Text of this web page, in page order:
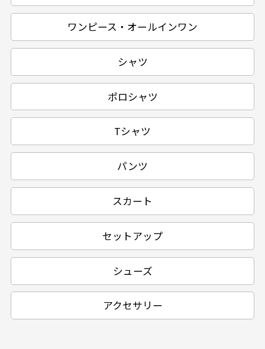
ワンピース・オールインワン
シャツ
ポロシャツ
Tシャツ
パンツ
スカート
セットアップ
シューズ
アクセサリー